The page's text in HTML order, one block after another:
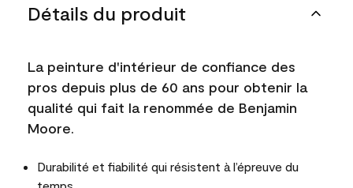
Détails du produit
La peinture d'intérieur de confiance des
pros depuis plus de 60 ans pour obtenir la
qualité qui fait la renommée de Benjamin
Moore.
Durabilité et fiabilité qui résistent à l’épreuve du
temps